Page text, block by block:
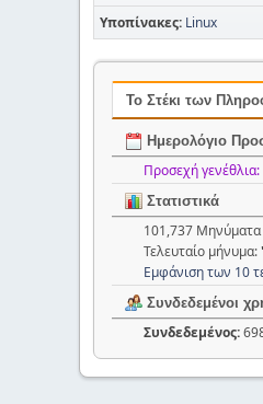
Υποπίνακες Linux
Το Στέκι των
Ημερολόγιο
Προσεχή γενέθλια:
Στατιστικά
101,737 Μηνύματα
Τελευταίο μήνυμα:
Εμφάνιση των 10
Συνδεδεμένοι
Συνδεδεμένος: